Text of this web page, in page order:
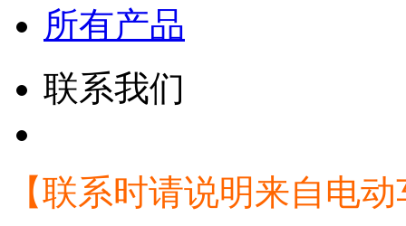
所有产品
联系我们
【联系时请说明来自电